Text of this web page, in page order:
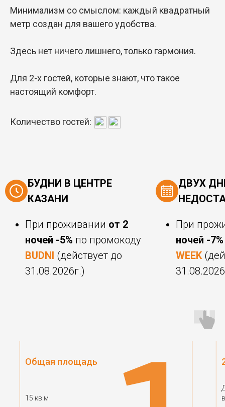
Минимализм со смыслом: каждый квадратный
метр создан для вашего удобства.
Здесь нет ничего лишнего, только гармония.
Для 2-х гостей, которые знают, что такое
настоящий комфорт.
Количество гостей:
БУДНИ В ЦЕНТРЕ
КАЗАНИ
При проживании от 2
ночей -5% по промокоду
BUDNI (действует до
31.08.2026г.)
ДВУХ
При
ночей -7%
WEEK
Общая площадь
15 кв.м